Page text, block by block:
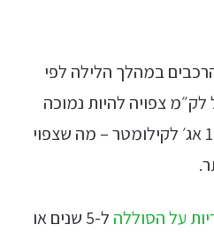
במהלך הלילה לפי
צפויה להיות נמוכה
יותר ולעמוד על כ-10 עד 15 אג׳ לקילומטר – מה שצפוי
על הסוללה
ל-5 שנים או